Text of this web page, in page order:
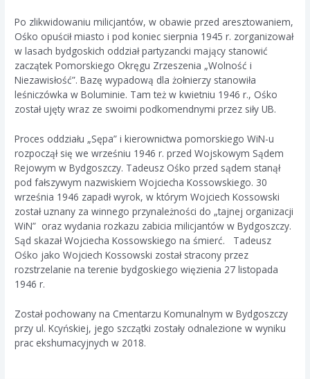
Po zlikwidowaniu milicjantów, w obawie przed aresztowaniem,
Ośko opuścił miasto i pod koniec sierpnia 1945 r. zorganizował
w lasach bydgoskich oddział partyzancki mający stanowić
zaczątek Pomorskiego Okręgu Zrzeszenia „Wolność i
Niezawisłość”. Bazę wypadową dla żołnierzy stanowiła
leśniczówka w Boluminie. Tam też w kwietniu 1946 r., Ośko
został ujęty wraz ze swoimi podkomendnymi przez siły UB.
Proces oddziału „Sępa” i kierownictwa pomorskiego WiN-u
rozpoczął się we wrześniu 1946 r. przed Wojskowym Sądem
Rejowym w Bydgoszczy. Tadeusz Ośko przed sądem stanął
pod fałszywym nazwiskiem Wojciecha Kossowskiego. 30
września 1946 zapadł wyrok, w którym Wojciech Kossowski
został uznany za winnego przynależności do „tajnej organizacji
WiN” oraz wydania rozkazu zabicia milicjantów w Bydgoszczy.
Sąd skazał Wojciecha Kossowskiego na śmierć. Tadeusz
Ośko jako Wojciech Kossowski został stracony przez
rozstrzelanie na terenie bydgoskiego więzienia 27 listopada
1946 r.
Został pochowany na Cmentarzu Komunalnym w Bydgoszczy
przy ul. Kcyńskiej, jego szczątki zostały odnalezione w wyniku
prac ekshumacyjnych w 2018.